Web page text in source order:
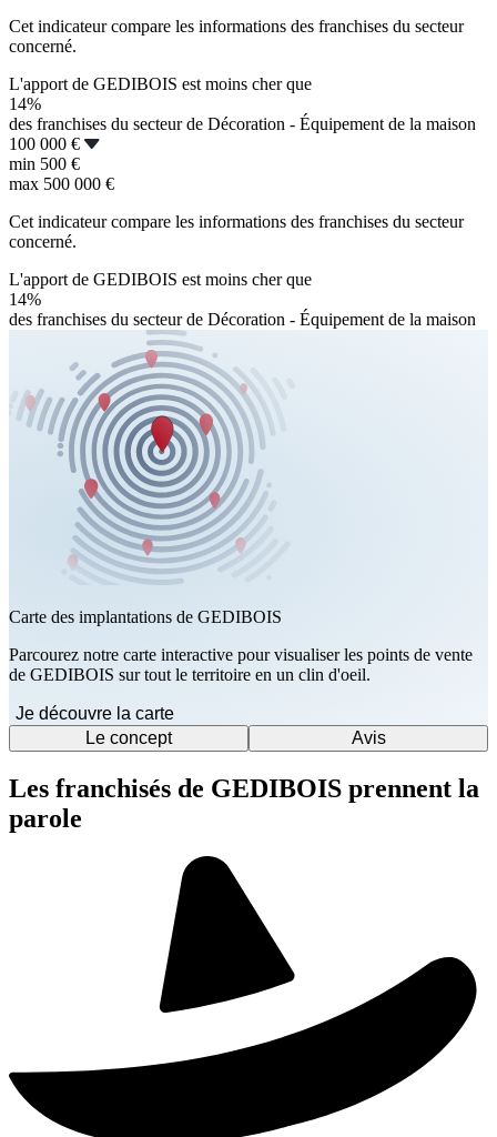
Cet indicateur compare les informations des franchises du secteur
concerné.
L'apport de GEDIBOIS est moins cher que
14%
des franchises du secteur de Décoration - Équipement de la maison
100 000 €
min 500 €
max 500 000 €
Cet indicateur compare les informations des franchises du secteur
concerné.
L'apport de GEDIBOIS est moins cher que
14%
des franchises du secteur de Décoration - Équipement de la maison
Carte des implantations de GEDIBOIS
Parcourez notre carte interactive pour visualiser les points de vente
de GEDIBOIS sur tout le territoire en un clin d'oeil.
Je découvre la carte
Le concept
Avis
Les franchisés de GEDIBOIS prennent la
parole